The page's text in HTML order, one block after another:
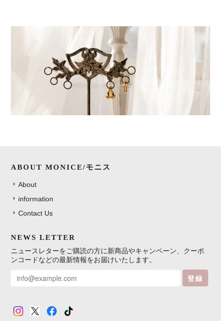
ABOUT MONICE/モニス
About
information
Contact Us
NEWS LETTER
ニュースレターをご購読の方に新商品やキャンペーン、クーポ
ンコードなどの最新情報をお届けいたします。
登録